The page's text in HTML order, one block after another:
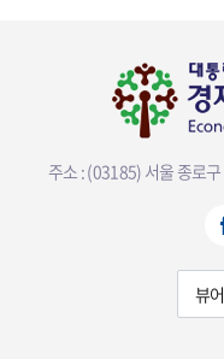
주소 : (03185) 서울 종로